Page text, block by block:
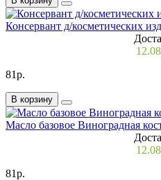
Консервант д/косметических
81р.
В корзину
Масло базовое Виноградная
81р.